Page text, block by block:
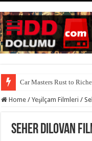
Car Masters Rust to
Home / Yeşilçam Filmleri /
Seher Dilovan